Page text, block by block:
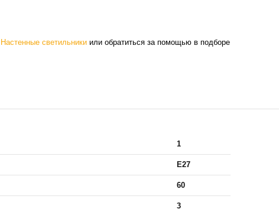
Настенные светильники или обратиться за помощью в подборе
1
E27
60
3